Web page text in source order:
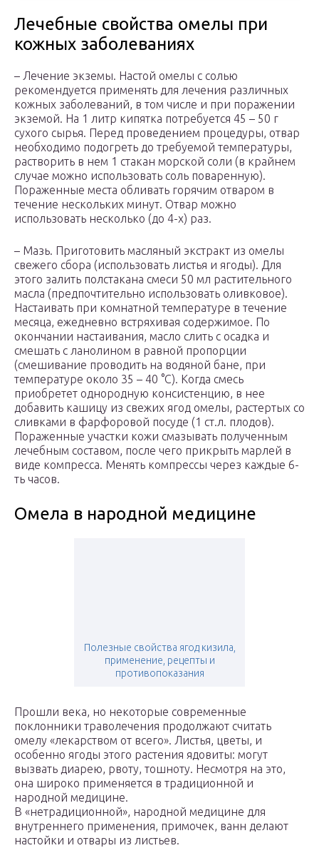
Лечебные свойства омелы при
кожных заболеваниях
– Лечение экземы. Настой омелы с солью
рекомендуется применять для лечения различных
кожных заболеваний, в том числе и при поражении
экземой. На 1 литр кипятка потребуется 45 – 50 г
сухого сырья. Перед проведением процедуры, отвар
необходимо подогреть до требуемой температуры,
растворить в нем 1 стакан морской соли (в крайнем
случае можно использовать соль поваренную).
Пораженные места обливать горячим отваром в
течение нескольких минут. Отвар можно
использовать несколько (до 4-х) раз.
– Мазь. Приготовить масляный экстракт из омелы
свежего сбора (использовать листья и ягоды). Для
этого залить полстакана смеси 50 мл растительного
масла (предпочтительно использовать оливковое).
Настаивать при комнатной температуре в течение
месяца, ежедневно встряхивая содержимое. По
окончании настаивания, масло слить с осадка и
смешать с ланолином в равной пропорции
(смешивание проводить на водяной бане, при
температуре около 35 – 40 °C). Когда смесь
приобретет однородную консистенцию, в нее
добавить кашицу из свежих ягод омелы, растертых со
сливками в фарфоровой посуде (1 ст.л. плодов).
Пораженные участки кожи смазывать полученным
лечебным составом, после чего прикрыть марлей в
виде компресса. Менять компрессы через каждые 6-
ть часов.
Омела в народной медицине
Полезные свойства ягод кизила,
применение, рецепты и
противопоказания
Прошли века, но некоторые современные
поклонники траволечения продолжают считать
омелу «лекарством от всего». Листья, цветы, и
особенно ягоды этого растения ядовиты: могут
вызвать диарею, рвоту, тошноту. Несмотря на это,
она широко применяется в традиционной и
народной медицине.
В «нетрадиционной», народной медицине для
внутреннего применения, примочек, ванн делают
настойки и отвары из листьев.